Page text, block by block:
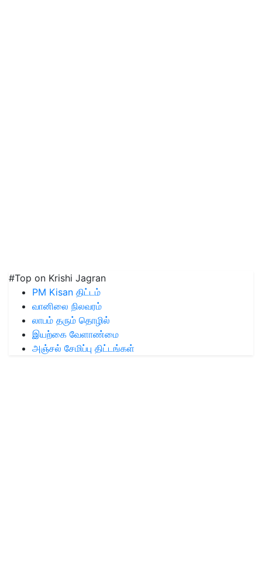
#Top on Krishi Jagran
PM Kisan திட்டம்
வானிலை நிலவரம்
லாபம் தரும் தொழில்
இயற்கை வேளாண்மை
அஞ்சல் சேமிப்பு திட்டங்கள்